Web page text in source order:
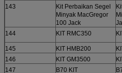
143
Kit Perbaikan Segel
Minyak MacGregor
100 Jack
144
KIT RMC350
145 KIT HMB200
146
KIT GM3500
147
B70 KIT